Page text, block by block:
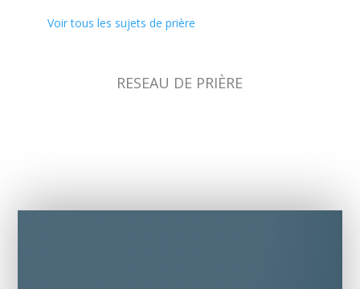
Voir tous les sujets de prière
RESEAU DE PRIÈRE